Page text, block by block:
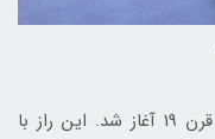
کاوش‌هایی برای کشف این راز در اوایل قرن 19 آغاز شد. این راز با